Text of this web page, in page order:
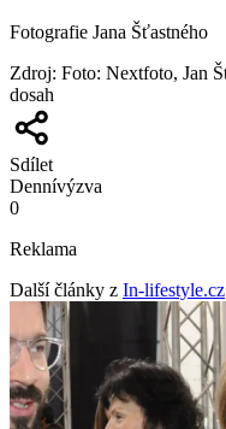
Fotografie Jana Šťastného
Zdroj: Foto: Nextfoto, Jan
dosah
Sdílet
Dennívýzva
0
Reklama
Další články z In-lifestyle.cz